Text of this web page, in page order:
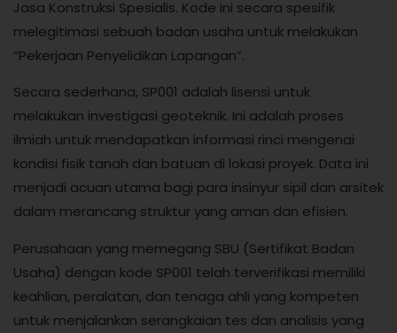
Jasa Konstruksi Spesialis. Kode ini secara spesifik
melegitimasi sebuah badan usaha untuk melakukan
“Pekerjaan Penyelidikan Lapangan”.
Secara sederhana, SP001 adalah lisensi untuk
melakukan investigasi geoteknik. Ini adalah proses
ilmiah untuk mendapatkan informasi rinci mengenai
kondisi fisik tanah dan batuan di lokasi proyek. Data ini
menjadi acuan utama bagi para insinyur sipil dan arsitek
dalam merancang struktur yang aman dan efisien.
Perusahaan yang memegang SBU (Sertifikat Badan
Usaha) dengan kode SP001 telah terverifikasi memiliki
keahlian, peralatan, dan tenaga ahli yang kompeten
untuk menjalankan serangkaian tes dan analisis yang